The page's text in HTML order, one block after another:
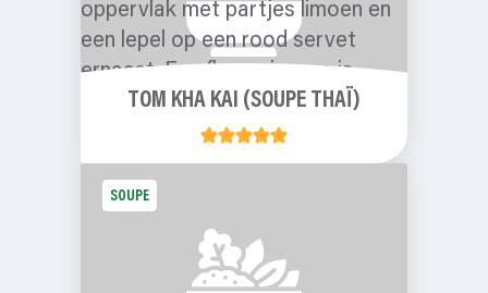
TOM KHA KAI (SOUPE THAÏ)
SOUPE